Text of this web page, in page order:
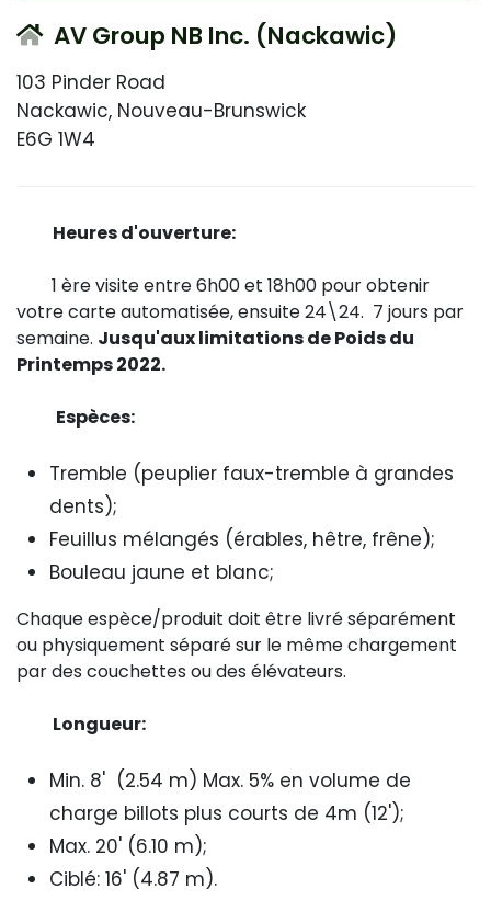
AV Group NB Inc. (Nackawic)
103 Pinder Road
Nackawic, Nouveau-Brunswick
E6G 1W4
Heures d'ouverture:
1 ère visite entre 6h00 et 18h00 pour obtenir
votre carte automatisée, ensuite 24\24. 7 jours par
semaine. Jusqu'aux limitations de Poids du
Printemps 2022.
Espèces:
Tremble (peuplier faux-tremble à grandes
dents);
Feuillus mélangés (érables, hêtre, frêne);
Bouleau jaune et blanc;
Chaque espèce/produit doit être livré séparément
ou physiquement séparé sur le même chargement
par des couchettes ou des élévateurs.
Longueur:
Min. 8' (2.54 m) Max. 5% en volume de
charge billots plus courts de 4m (12');
Max. 20' (6.10 m);
Ciblé: 16' (4.87 m).